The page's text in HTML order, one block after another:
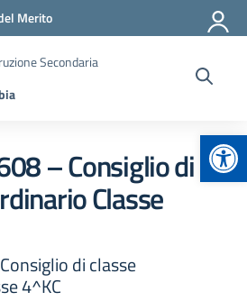
Merito
Secondaria
– Consiglio di
Classe
di classe
4^KC